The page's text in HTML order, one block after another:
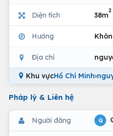
Diện tích 38m
2
Hướng
Địa chỉ
Khu vựcHồ Chí Minh›
Pháp lý & Liên hệ
Người đăng Q